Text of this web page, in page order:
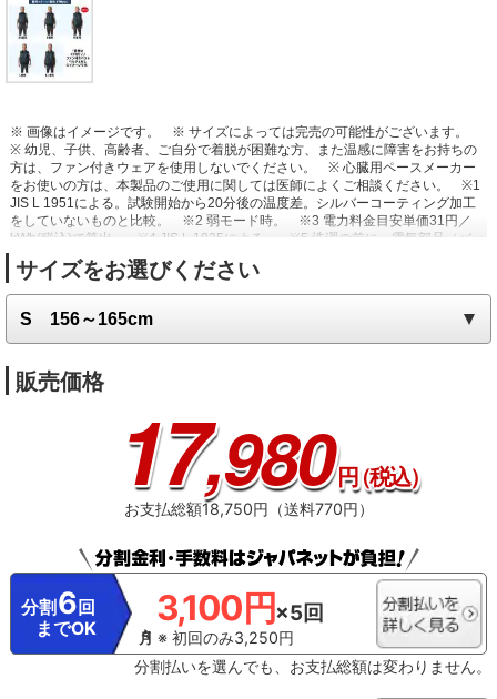
※ 画像はイメージです。
※ サイズによっては完売の可能性がございます。
※ 幼児、子供、高齢者、ご自分で着脱が困難な方、また温感に障害をお持ちの
方は、ファン付きウェアを使用しないでください。
※ 心臓用ペースメーカー
をお使いの方は、本製品のご使用に関しては医師によくご相談ください。
※1
JIS L 1951による。試験開始から20分後の温度差。シルバーコーティング加工
をしていないものと比較。
※2 弱モード時。
※3 電力料金目安単価31円／
kWh(税込)で算出。
※4 JIS L 1925による。
※5 洗濯の前に、電気部品（バッ
テリー・ファン・ケーブル）はすべて取り外してください。ウェアは40°以下の
ぬるま湯で手洗いしてください。
サイズをお選びください
販売価格
17,980円（税込）
お支払総額18,750円（送料770円）
分割 6 回
までOK
3,100円×5回
※ 初回のみ3,250円
分割払いを選んでも、お支払総額は変わりません。